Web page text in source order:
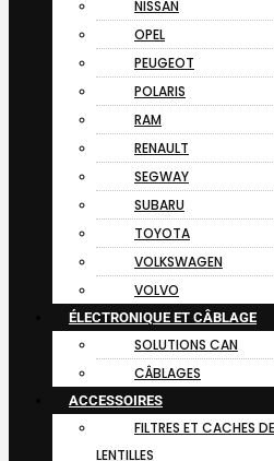
NISSAN
OPEL
PEUGEOT
POLARIS
RAM
RENAULT
SEGWAY
SUBARU
TOYOTA
VOLKSWAGEN
VOLVO
ÉLECTRONIQUE ET CÂBLAGE
SOLUTIONS CAN
CÂBLAGES
ACCESSOIRES
FILTRES ET CACHES DE
LENTILLES